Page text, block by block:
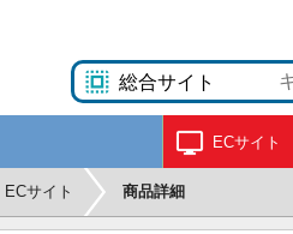
ECサイト
ECサイト 商品詳細